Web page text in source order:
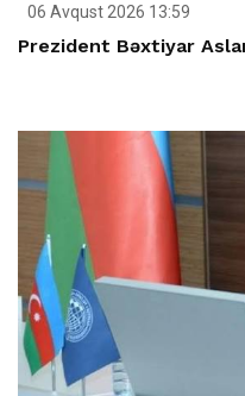
06 Avqust 2026 13:59
Prezident Bəxtiyar